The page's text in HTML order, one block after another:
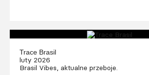
Trace Brasil
luty 2026
Brasil Vibes, aktualne przeboje.